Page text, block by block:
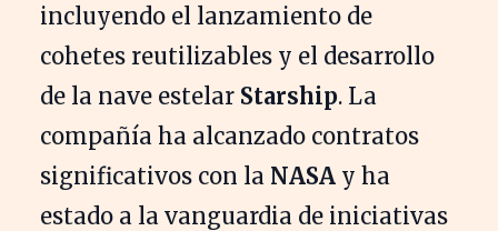
incluyendo el lanzamiento de
cohetes reutilizables y el desarrollo
de la nave estelar Starship. La
compañía ha alcanzado contratos
significativos con la NASA y ha
estado a la vanguardia de iniciativas